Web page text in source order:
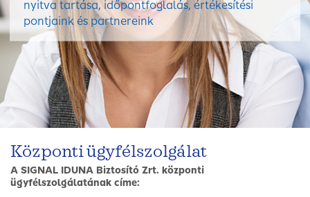
nyitva tartása, időpontfoglalás, értékesítési
pontjaink és partnereink
Központi ügyfélszolgálat
A SIGNAL IDUNA Biztosító Zrt. központi
ügyfélszolgálatának címe: